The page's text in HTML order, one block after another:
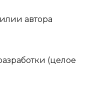
автора
(целое